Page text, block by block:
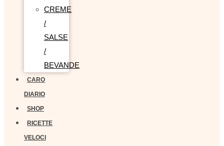
CREME
/
SALSE
/
BEVANDE
CARO
DIARIO
SHOP
RICETTE
VELOCI